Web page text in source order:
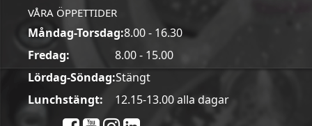
VÅRA ÖPPETTIDER
Måndag-Torsdag:8.00 - 16.30
Fredag:
8.00 - 15.00
Lördag-Söndag:Stängt
Lunchstängt:
12.15-13.00 alla dagar